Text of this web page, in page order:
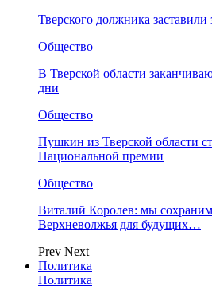
Тверского должника заставили
Общество
В Тверской области
дни
Общество
Пушкин из Тверской области
Национальной премии
Общество
Виталий Королев: мы сохраним
Верхневолжья для будущих…
Prev Next
Политика
Политика